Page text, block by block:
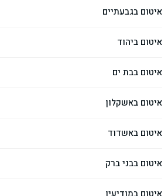
איטום בגבעתיים
איטום ביהוד
איטום בבת ים
איטום באשקלון
איטום באשדוד
איטום בבני ברק